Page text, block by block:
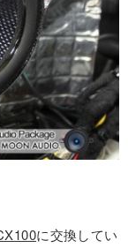
に交換してい